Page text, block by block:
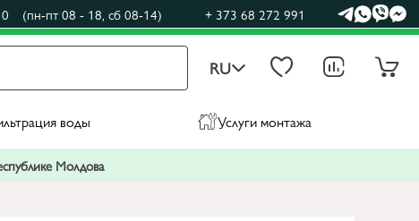
(пн-пт 08 - 18, сб 08-14) + 373 68 272 991
RU
воды Услуги монтажа
Молдова